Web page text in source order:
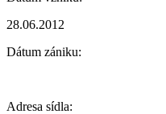
28.06.2012
Dátum zániku:
Adresa sídla: